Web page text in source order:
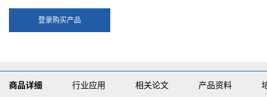
登录购买产品
商品详细 行业应用 相关论文 产品资料